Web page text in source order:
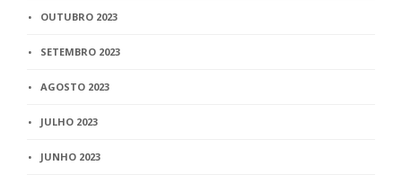
OUTUBRO 2023
SETEMBRO 2023
AGOSTO 2023
JULHO 2023
JUNHO 2023